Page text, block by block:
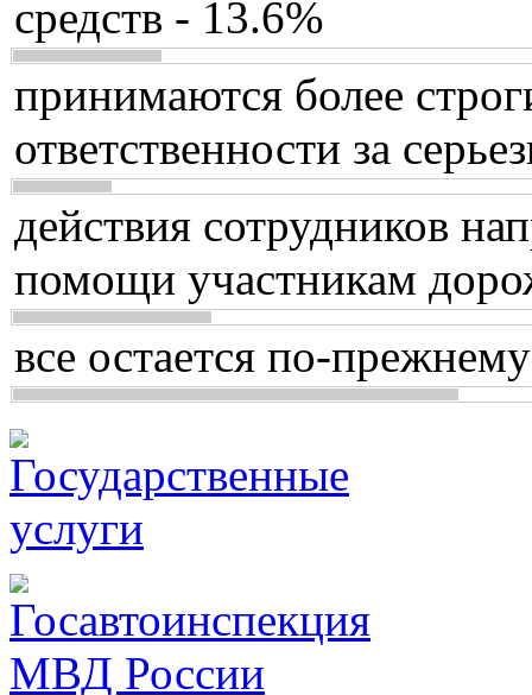
средств - 13.6%
принимаются более
ответственности за
действия сотрудников
помощи участникам
все остается по-